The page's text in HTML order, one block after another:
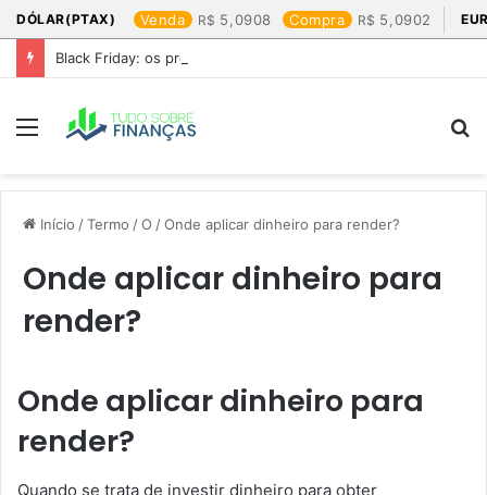
DÓLAR(PTAX) Venda 5,0908 Compra 5,0902
Black Friday: os produtos que mais valem a pena
Menu
Início /Termo /O /Onde aplicar dinheiro para render?
Onde aplicar dinheiro para
render?
Onde aplicar dinheiro para
render?
Quando se trata de investir dinheiro para obter